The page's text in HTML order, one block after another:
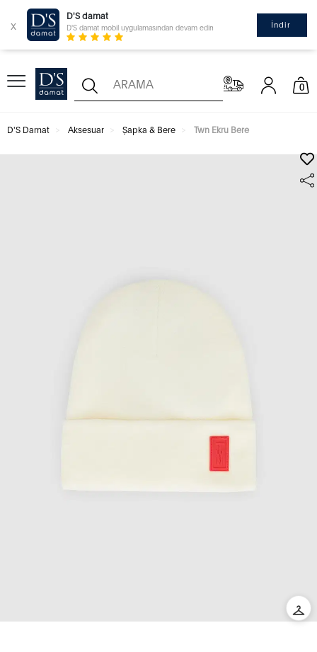
x
D'S damat
D'S damat mobil uygulamasından devam edin İndir
0
D'S Damat Aksesuar Şapka & Bere Twn Ekru Bere